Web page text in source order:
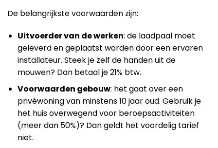
De belangrijkste voorwaarden zijn:
Uitvoerder van de werken: de laadpaal moet
geleverd en geplaatst worden door een ervaren
installateur. Steek je zelf de handen uit de
mouwen? Dan betaal je 21% btw.
Voorwaarden gebouw: het gaat over een
privéwoning van minstens 10 jaar oud. Gebruik je
het huis overwegend voor beroepsactiviteiten
(meer dan 50%)? Dan geldt het voordelig tarief
niet.